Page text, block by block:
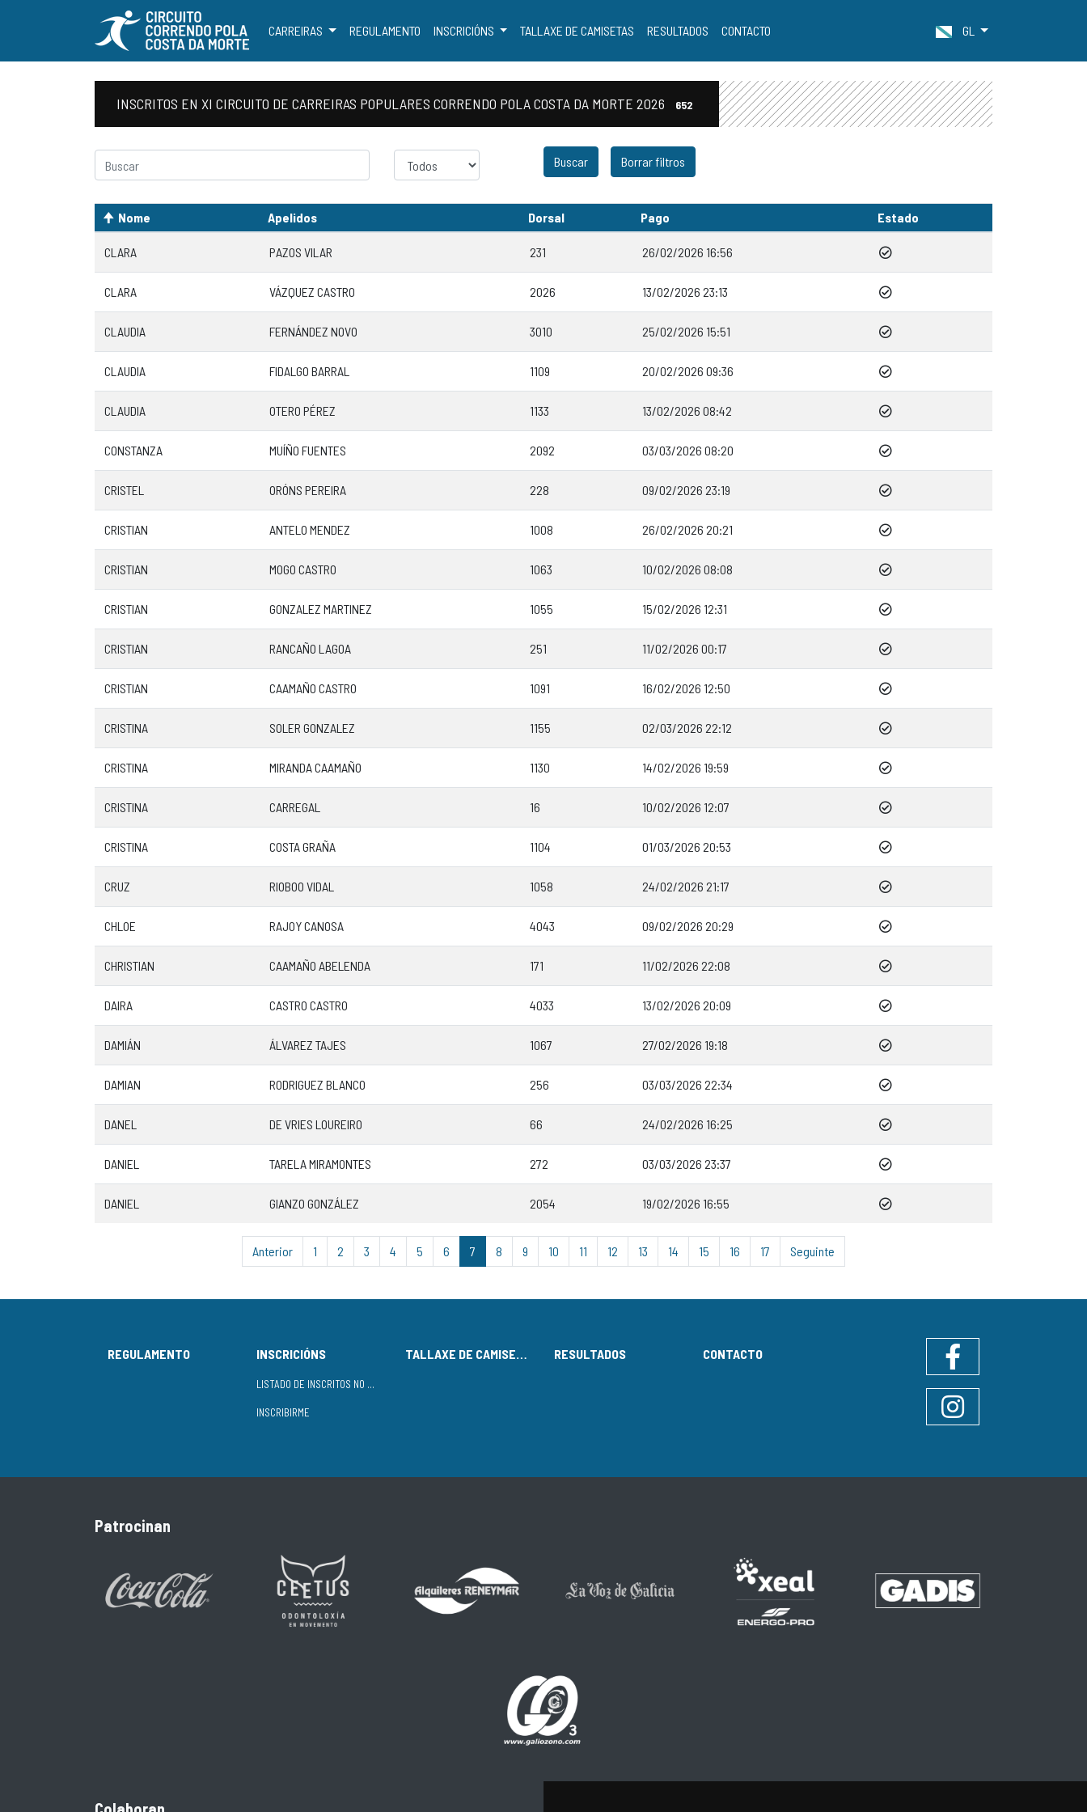
CARREIRAS REGULAMENTO INSCRICIÓNS TALLAXE DE CAMISETAS RESULTADOS CONTACTO GL
INSCRITOS EN XI CIRCUITO DE CARREIRAS POPULARES CORRENDO POLA COSTA DA MORTE 2026 652
Sexo
Borrar filtros
Nome Apelidos Dorsal Pago Estado
CLARA PAZOS VILAR 231 26/02/2026 16:56
CLARA VÁZQUEZ CASTRO 2026 13/02/2026 23:13
CLAUDIA FERNÁNDEZ NOVO 3010 25/02/2026 15:51
CLAUDIA FIDALGO BARRAL 1109 20/02/2026 09:36
CLAUDIA OTERO PÉREZ 1133 13/02/2026 08:42
CONSTANZA MUÍÑO FUENTES 2092 03/03/2026 08:20
CRISTEL ORÓNS PEREIRA 228 09/02/2026 23:19
CRISTIAN ANTELO MENDEZ 1008 26/02/2026 20:21
CRISTIAN MOGO CASTRO 1063 10/02/2026 08:08
CRISTIAN GONZALEZ MARTINEZ 1055 15/02/2026 12:31
CRISTIAN RANCAÑO LAGOA 251 11/02/2026 00:17
CRISTIAN CAAMAÑO CASTRO 1091 16/02/2026 12:50
CRISTINA SOLER GONZALEZ 1155 02/03/2026 22:12
CRISTINA MIRANDA CAAMAÑO 1130 14/02/2026 19:59
CRISTINA CARREGAL 16 10/02/2026 12:07
CRISTINA COSTA GRAÑA 1104 01/03/2026 20:53
CRUZ RIOBOO VIDAL 1058 24/02/2026 21:17
CHLOE RAJOY CANOSA 4043 09/02/2026 20:29
CHRISTIAN CAAMAÑO ABELENDA 171 11/02/2026 22:08
DAIRA CASTRO CASTRO 4033 13/02/2026 20:09
DAMIÁN ÁLVAREZ TAJES 1067 27/02/2026 19:18
DAMIAN RODRIGUEZ BLANCO 256 03/03/2026 22:34
DANEL DE VRIES LOUREIRO 66 24/02/2026 16:25
DANIEL TARELA MIRAMONTES 272 03/03/2026 23:37
DANIEL GIANZO GONZÁLEZ 2054 19/02/2026 16:55
Anterior 1 2 3 4 5 6 7 8 9 10 11 12 13 14 15 16 17 Seguinte
REGULAMENTO INSCRICIÓNS
LISTADO DE INSCRITOS NO CIRCUÍTO
INSCRIBIRME
TALLAXE DE CAMISETAS RESULTADOS CONTACTO
Instagram
Patrocinan